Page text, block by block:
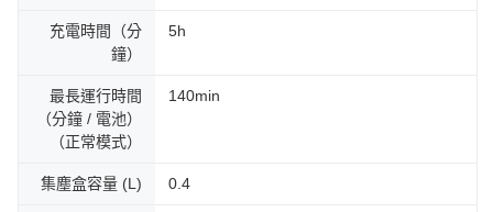
充電時間（分
鐘）
5h
最長運行時間
（分鐘 / 電池）
（正常模式）
140min
集塵盒容量 (L) 0.4